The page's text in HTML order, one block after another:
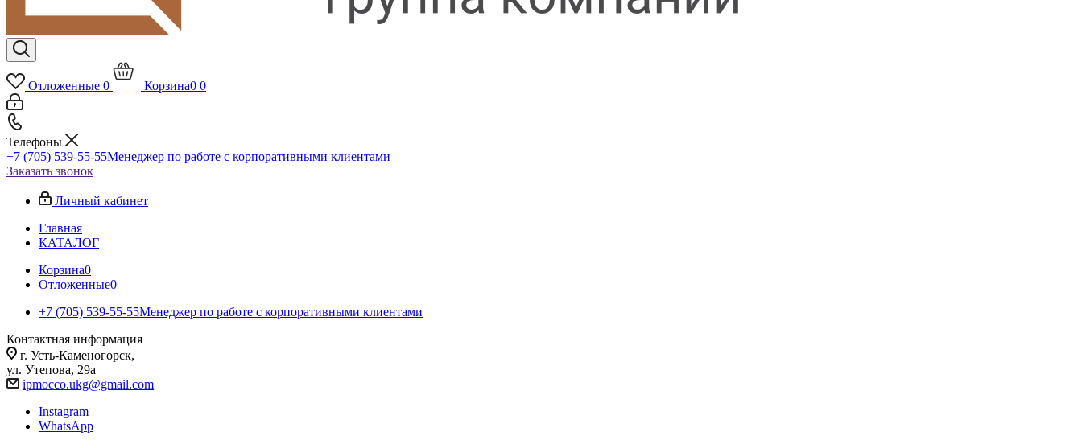
Отложенные 0 Корзина0 0
Телефоны
+7 (705) 539-55-55Менеджер по работе с корпоративными клиентами
Заказать звонок
Личный кабинет
Главная
КАТАЛОГ
Корзина0
Отложенные0
+7 (705) 539-55-55Менеджер по работе с корпоративными клиентами
Контактная информация
г. Усть-Каменогорск,
ул. Утепова, 29а
ipmocco.ukg@gmail.com
Instagram
WhatsApp